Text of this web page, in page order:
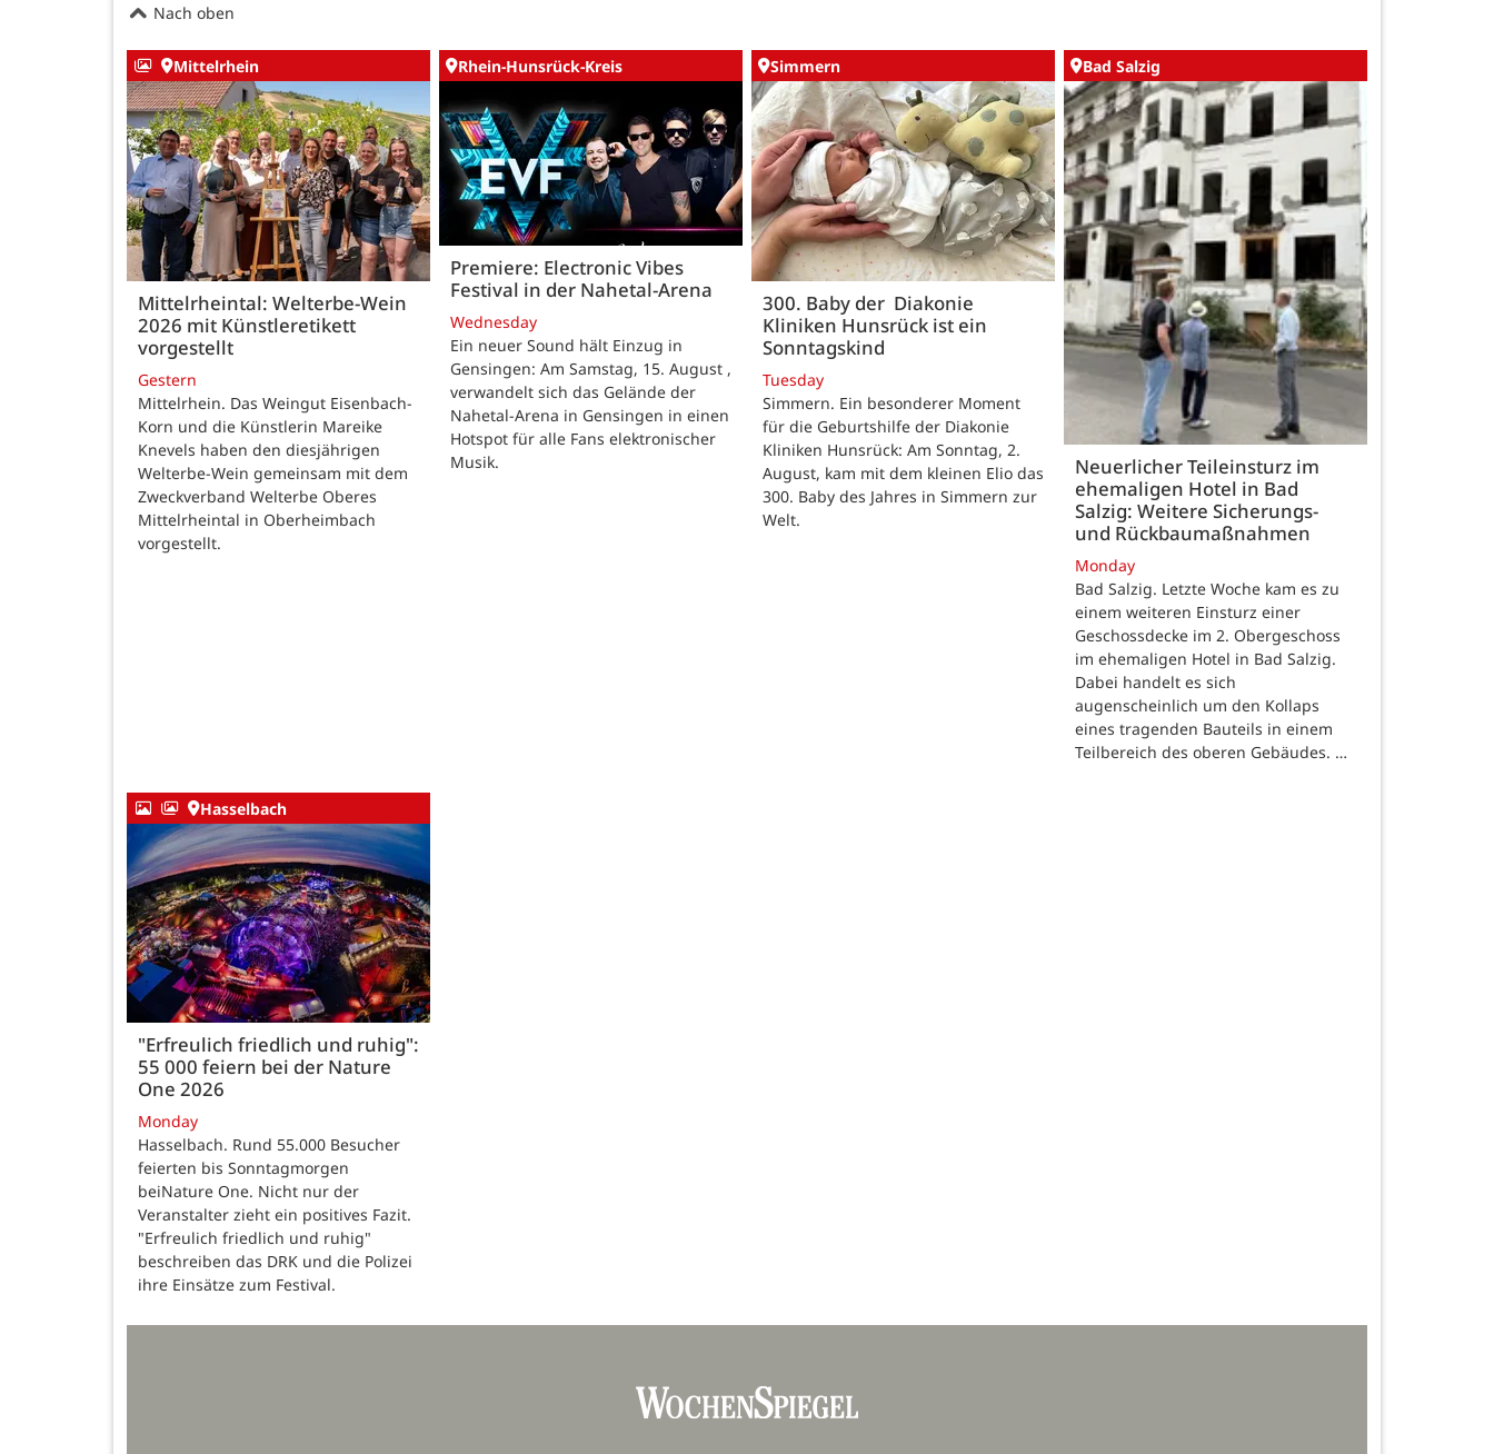
Nach oben
Mittelrhein
Mittelrheintal: Welterbe-Wein
2026 mit Künstleretikett
vorgestellt
Gestern
Mittelrhein. Das Weingut Eisenbach-
Korn und die Künstlerin Mareike
Knevels haben den diesjährigen
Welterbe-Wein gemeinsam mit dem
Zweckverband Welterbe Oberes
Mittelrheintal in Oberheimbach
vorgestellt.
Rhein-Hunsrück-Kreis
Premiere: Electronic Vibes
Festival in der Nahetal-Arena
Wednesday
Ein neuer Sound hält Einzug in
Gensingen: Am Samstag, 15. August ,
verwandelt sich das Gelände der
Nahetal-Arena in Gensingen in einen
Hotspot für alle Fans elektronischer
Musik.
Simmern
300. Baby der Diakonie
Kliniken Hunsrück ist ein
Sonntagskind
Tuesday
Simmern. Ein besonderer Moment
für die Geburtshilfe der Diakonie
Kliniken Hunsrück: Am Sonntag, 2.
August, kam mit dem kleinen Elio das
300. Baby des Jahres in Simmern zur
Welt.
Bad Salzig
Neuerlicher Teileinsturz im
ehemaligen Hotel in Bad
Salzig: Weitere Sicherungs-
und Rückbaumaßnahmen
Monday
Bad Salzig. Letzte Woche kam es zu
einem weiteren Einsturz einer
Geschossdecke im 2. Obergeschoss
im ehemaligen Hotel in Bad Salzig.
Dabei handelt es sich
augenscheinlich um den Kollaps
eines tragenden Bauteils in einem
Teilbereich des oberen Gebäudes. …
Hasselbach
"Erfreulich friedlich und ruhig":
55 000 feiern bei der Nature
One 2026
Monday
Hasselbach. Rund 55.000 Besucher
feierten bis Sonntagmorgen
beiNature One. Nicht nur der
Veranstalter zieht ein positives Fazit.
"Erfreulich friedlich und ruhig"
beschreiben das DRK und die Polizei
ihre Einsätze zum Festival.